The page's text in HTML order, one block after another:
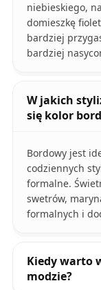
niebieskiego,
domieszkę
bardziej
bardziej
W jakich
się kolor
Bordowy jest
codziennych
formalne.
swetrów,
formalnych i
Kiedy warto
modzie?